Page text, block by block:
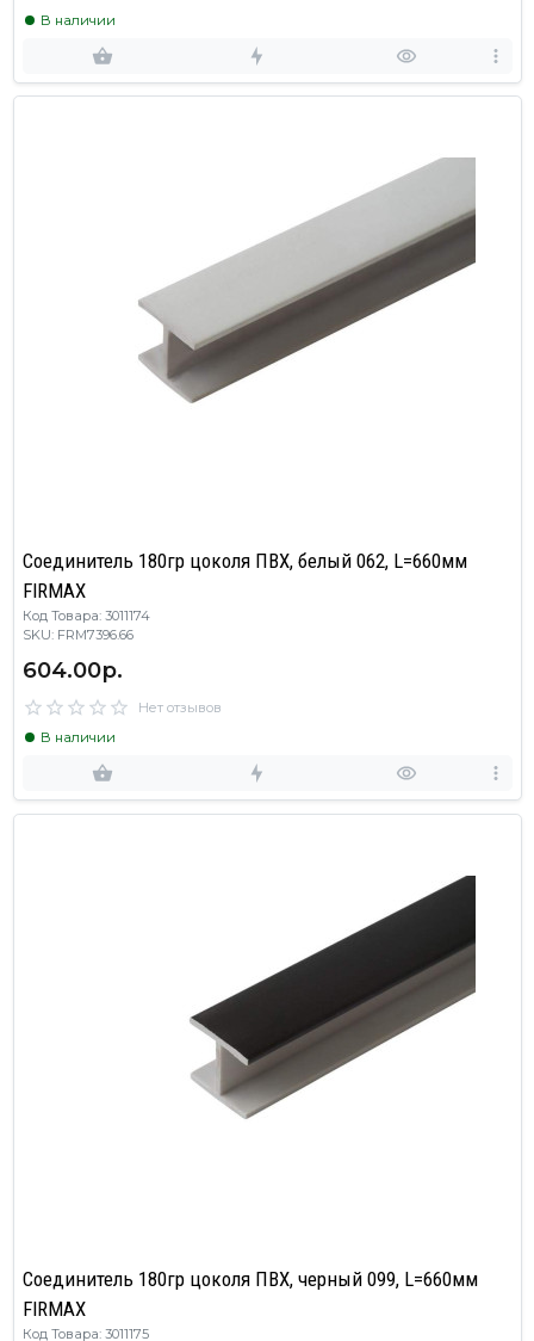
В наличии
Соединитель 180гр цоколя ПВХ, белый 062, L=660мм
FIRMAX
Код Товара: 3011174
SKU: FRM7396.66
604.00р.
Нет отзывов
В наличии
Соединитель 180гр цоколя ПВХ, черный 099, L=660мм
FIRMAX
Код Товара: 3011175